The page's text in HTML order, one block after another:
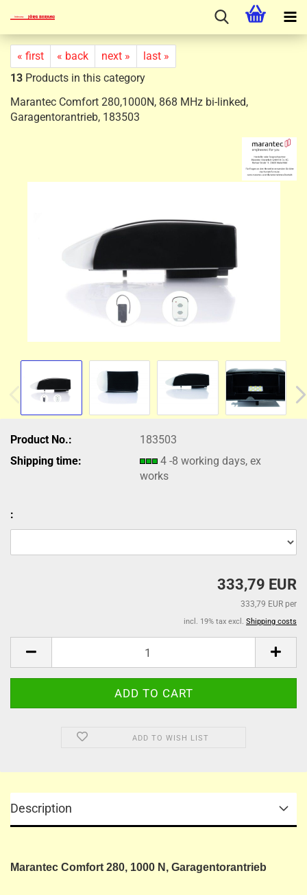
« first « back next »
last »
13 Products in this category
Marantec Comfort 280,1000N, 868 MHz bi-linked,
Garagentorantrieb, 183503
Product No.:
183503
Shipping time:
4 -8 working days, ex
works
:
333,79 EUR
333,79 EUR per
incl. 19% tax excl. Shipping costs
ADD TO WISH LIST
Description
Marantec Comfort 280, 1000 N, Garagentorantrieb